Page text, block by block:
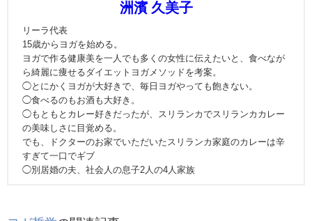
洲濱 久美子
リーラ代表
15歳からヨガを始める。
ヨガで作る健康美を一人でも多くの女性に伝えたいと、食べなが
ら綺麗に痩せるダイエットヨガメソッドを考案。
◯とにかくヨガが大好きで、毎日ヨガやっても飽きない。
◯食べるのもお酒も大好き。
◯もともとカレー好きだったが、スリランカでスリランカカレー
の美味しさに目覚める。
でも、ドクターのお家でいただいたスリランカ家庭のカレーは辛
すぎて一口でギブ
◯別居婚の夫、社会人の息子2人の4人家族